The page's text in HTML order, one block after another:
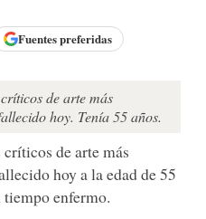
Fuentes preferidas
de arte más
hoy. Tenía 55 años.
de arte más
hoy a la edad de 55
enfermo.